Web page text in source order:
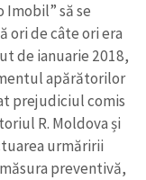
să se
ori de câte ori era
de ianuarie 2018,
apărătorilor
prejudiciul comis
R. Moldova și
urmăririi
preventivă,